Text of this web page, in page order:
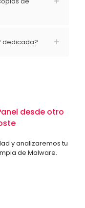
dedicada?
desde otro
y analizaremos tu
de Malware.